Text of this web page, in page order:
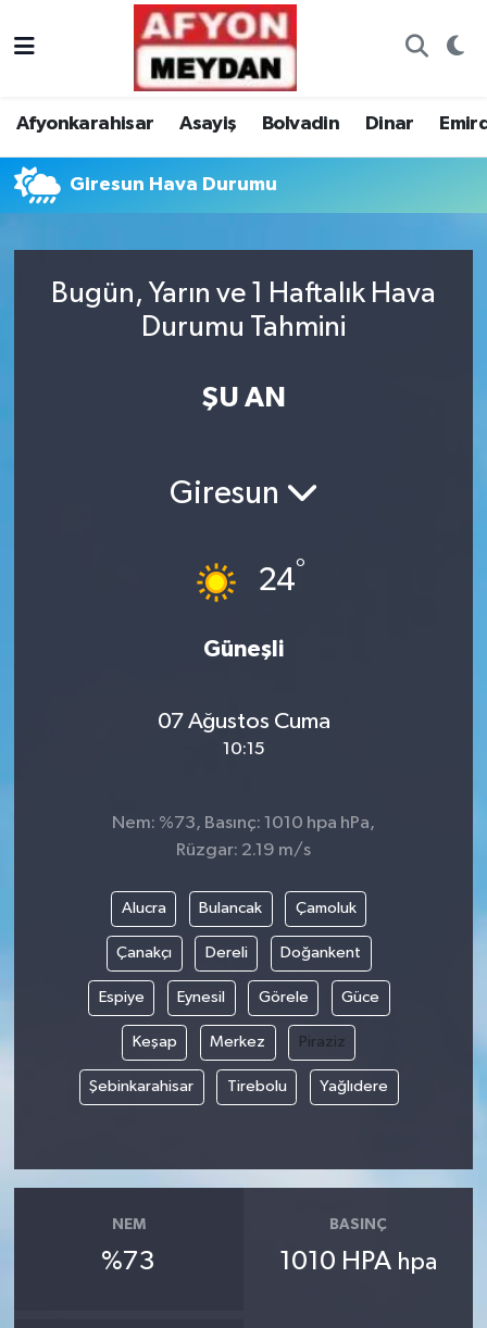
Afyonkarahisar Asayiş Bolvadin Dinar
Giresun Hava Durumu
Bugün, Yarın ve 1 Haftalık Hava
Durumu Tahmini
ŞU AN
Giresun
24°
Güneşli
07 Ağustos Cuma
10:15
Nem: %73, Basınç: 1010 hpa hPa,
Rüzgar: 2.19 m/s
Alucra Bulancak Çamoluk
Çanakçı Dereli Doğankent
Espiye Eynesil Görele Güce
Keşap Merkez Piraziz
Şebinkarahisar Tirebolu Yağlıdere
NEM
%73
BASINÇ
1010 HPA hpa
Nöbetçi Eczaneler
Trafik Durumu
Süper Lig Puan Durumu ve Fikstür
Tüm Manşetler